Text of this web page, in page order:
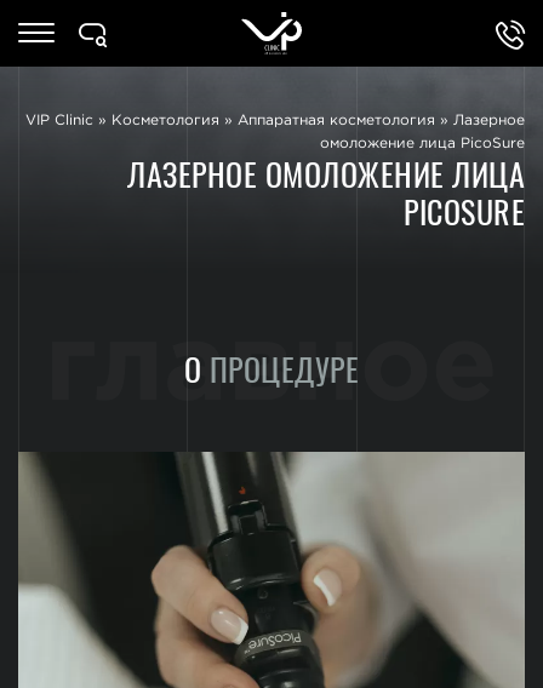
VIP Clinic » Косметология » Аппаратная косметология » Лазерное
омоложение лица PicoSure
ЛАЗЕРНОЕ ОМОЛОЖЕНИЕ ЛИЦА
PICOSURE
О ПРОЦЕДУРЕ
главное